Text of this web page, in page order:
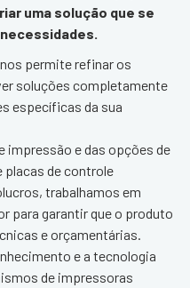
uma solução que se
permite refinar os
soluções completamente
específicas da sua
impressão e das opções de
placas de controle
trabalhamos em
para garantir que o produto
e orçamentárias.
e a tecnologia
de impressoras